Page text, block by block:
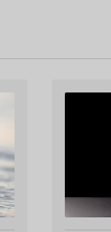
Он
углекислый газ.